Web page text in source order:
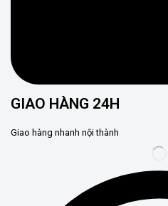
GIAO HÀNG 24H
Giao hàng nhanh nội thành